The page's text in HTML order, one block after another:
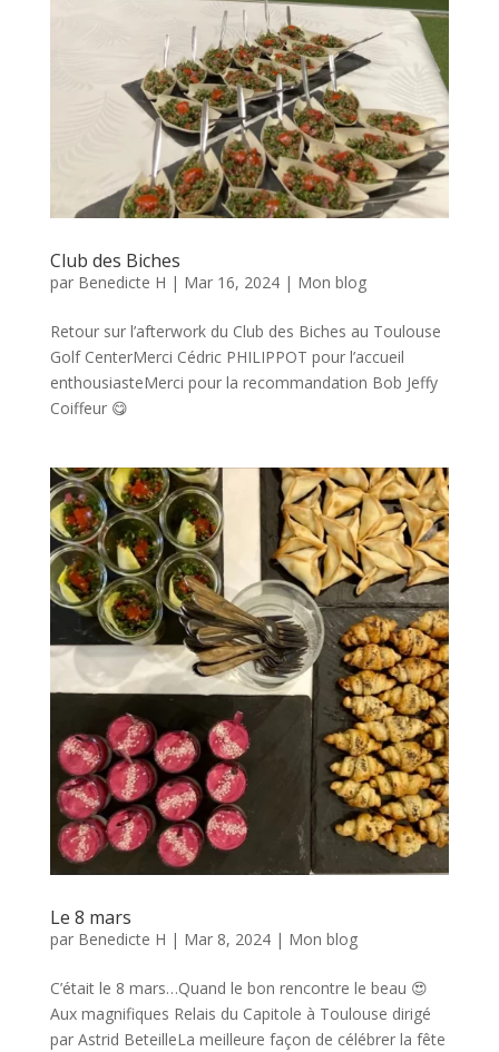
Club des Biches
par Benedicte H | Mar 16, 2024| Mon blog
Retour sur l’afterwork du Club des Biches au Toulouse
Golf CenterMerci Cédric PHILIPPOT pour l’accueil
enthousiasteMerci pour la recommandation Bob Jeffy
Coiffeur 😋
Le 8 mars
par Benedicte H | Mar 8, 2024| Mon blog
C’était le 8 mars…Quand le bon rencontre le beau 😍
Aux magnifiques Relais du Capitole à Toulouse dirigé
par Astrid BeteilleLa meilleure façon de célébrer la fête